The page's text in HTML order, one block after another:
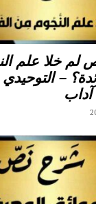
خلا علم
–
آداب